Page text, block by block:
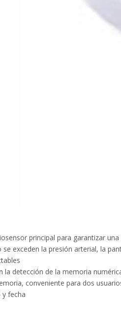
principal para garantizar
exceden la presión arterial, la
la detección de la memoria
conveniente para dos
y fecha